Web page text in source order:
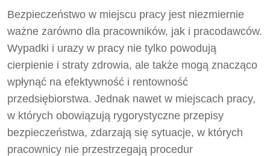
Bezpieczeństwo w miejscu pracy jest niezmiernie
ważne zarówno dla pracowników, jak i pracodawców.
Wypadki i urazy w pracy nie tylko powodują
cierpienie i straty zdrowia, ale także mogą znacząco
wpłynąć na efektywność i rentowność
przedsiębiorstwa. Jednak nawet w miejscach pracy,
w których obowiązują rygorystyczne przepisy
bezpieczeństwa, zdarzają się sytuacje, w których
pracownicy nie przestrzegają procedur